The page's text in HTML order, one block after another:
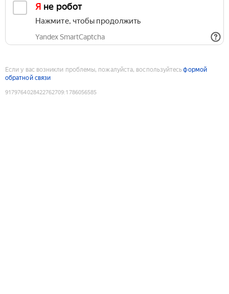
Я не робот
Нажмите, чтобы продолжить
Yandex SmartCaptcha
Если у вас возникли проблемы, пожалуйста, воспользуйтесьформой
обратной связи
9179764028422762709:1786056585